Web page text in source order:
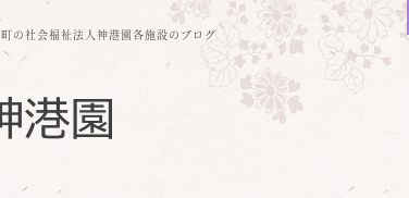
の社会福祉法人神港園各施設のブログ